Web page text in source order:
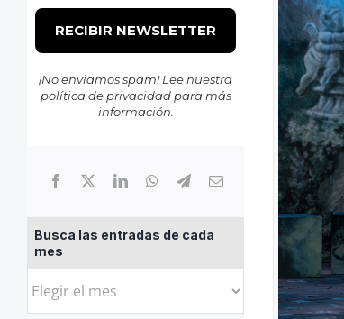
¡No enviamos spam! Lee nuestra
política de privacidadpara más
información.
Busca las entradas de cada
mes
Busca